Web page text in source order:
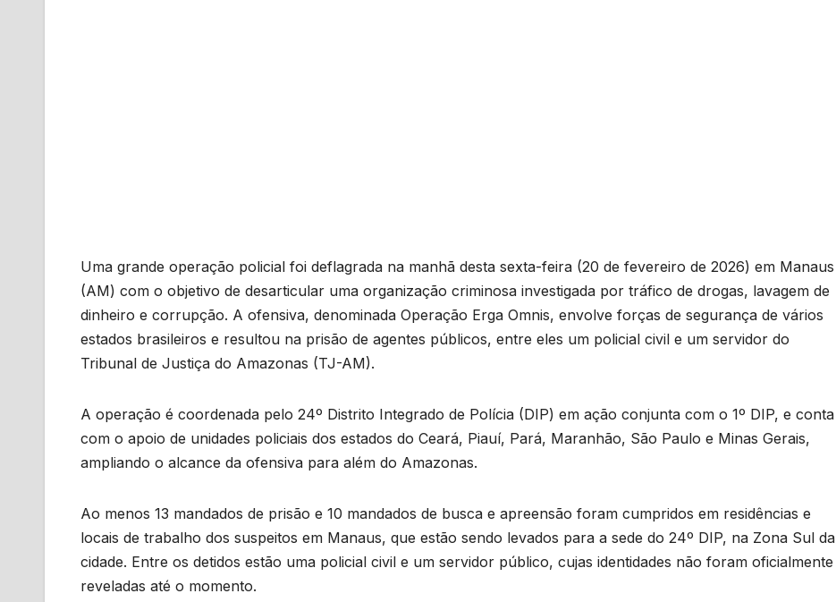
Uma grande operação policial foi deflagrada na manhã desta sexta-feira (20 de fevereiro de 2026) em Manaus
(AM) com o objetivo de desarticular uma organização criminosa investigada por tráfico de drogas, lavagem de
dinheiro e corrupção. A ofensiva, denominada Operação Erga Omnis, envolve forças de segurança de vários
estados brasileiros e resultou na prisão de agentes públicos, entre eles um policial civil e um servidor do
Tribunal de Justiça do Amazonas (TJ-AM).
A operação é coordenada pelo 24º Distrito Integrado de Polícia (DIP) em ação conjunta com o 1º DIP, e conta
com o apoio de unidades policiais dos estados do Ceará, Piauí, Pará, Maranhão, São Paulo e Minas Gerais,
ampliando o alcance da ofensiva para além do Amazonas.
Ao menos 13 mandados de prisão e 10 mandados de busca e apreensão foram cumpridos em residências e
locais de trabalho dos suspeitos em Manaus, que estão sendo levados para a sede do 24º DIP, na Zona Sul da
cidade. Entre os detidos estão uma policial civil e um servidor público, cujas identidades não foram oficialmente
reveladas até o momento.